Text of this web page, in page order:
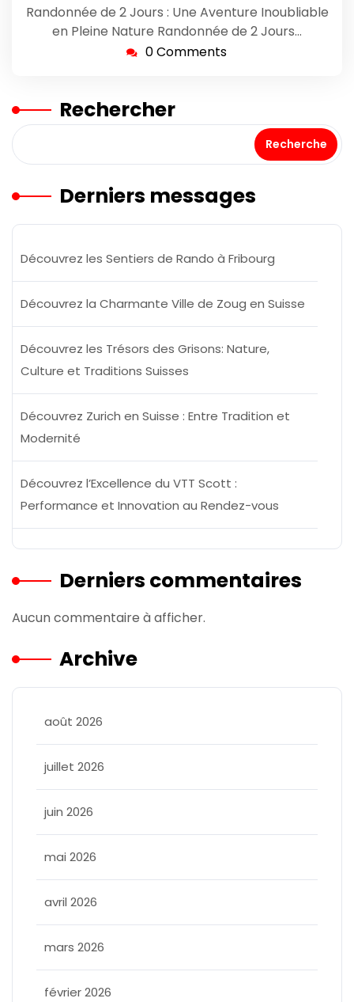
Randonnée de 2 Jours : Une Aventure Inoubliable
en Pleine Nature Randonnée de 2 Jours…
0 Comments
Rechercher
Recherche
Derniers messages
Découvrez les Sentiers de Rando à Fribourg
Découvrez la Charmante Ville de Zoug en Suisse
Découvrez les Trésors des Grisons: Nature,
Culture et Traditions Suisses
Découvrez Zurich en Suisse : Entre Tradition et
Modernité
Découvrez l’Excellence du VTT Scott :
Performance et Innovation au Rendez-vous
Derniers commentaires
Aucun commentaire à afficher.
Archive
août 2026
juillet 2026
juin 2026
mai 2026
avril 2026
mars 2026
février 2026